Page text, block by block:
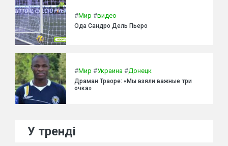
#Мир #видео
Ода Сандро Дель Пьеро
#Мир #Украина #Донецк
Драман Траоре: «Мы взяли важные три
очка»
У тренді